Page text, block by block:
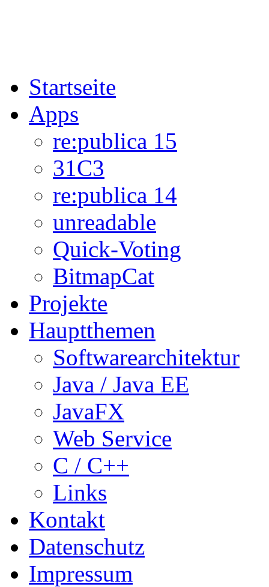
Startseite
Apps
re:publica 15
31C3
re:publica 14
unreadable
Quick-Voting
BitmapCat
Projekte
Hauptthemen
Softwarearchitektur
Java / Java EE
JavaFX
Web Service
C / C++
Links
Kontakt
Datenschutz
Impressum